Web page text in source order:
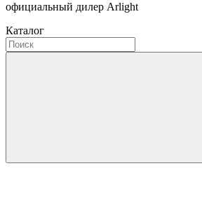
официальный дилер Arlight
Каталог